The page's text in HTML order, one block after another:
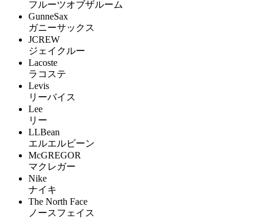
フルーツオブザルーム
GunneSax
ガニーサックス
JCREW
ジェイクルー
Lacoste
ラコステ
Levis
リーバイス
Lee
リー
LLBean
エルエルビーン
McGREGOR
マクレガー
Nike
ナイキ
The North Face
ノースフェイス